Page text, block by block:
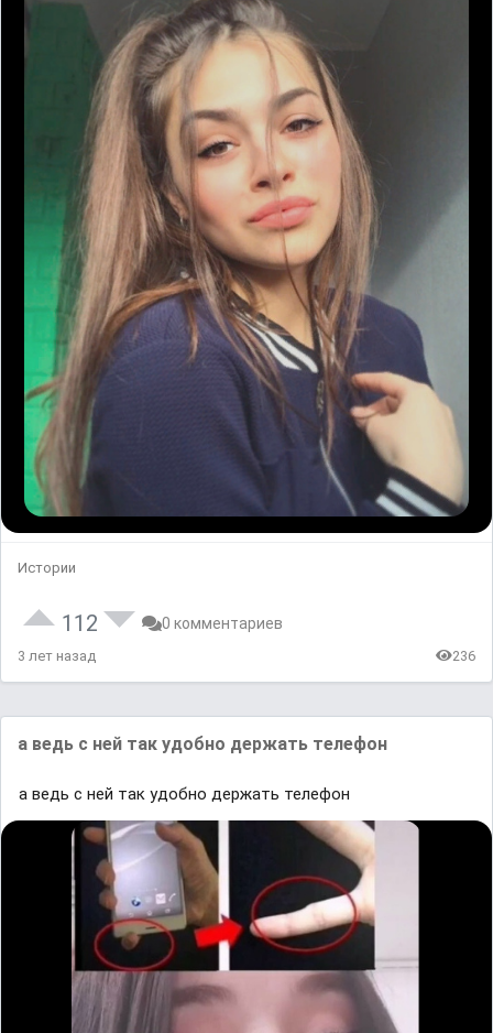
Истории
112 0 комментариев
3 лет назад 236
а ведь с ней так удобно держать телефон
а ведь с ней так удобно держать телефон